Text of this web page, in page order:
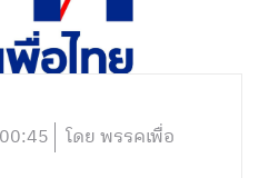
โดย พรรคเพื่อ